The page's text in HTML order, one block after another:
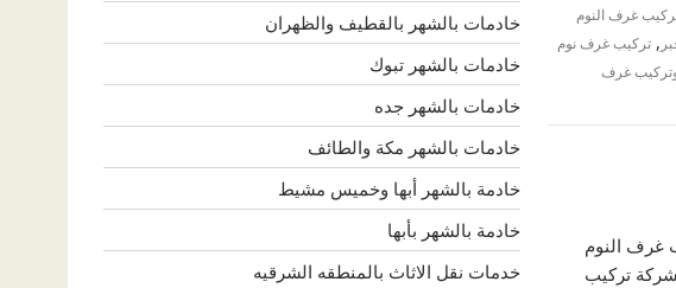
غرف النوم
, تركيب غرف نوم
غرف
غرف النوم
تركيب
خادمات بالشهر بالقطيف والظهران
خادمات بالشهر تبوك
خادمات بالشهر جده
خادمات بالشهر مكة والطائف
خادمة بالشهر أبها وخميس مشيط
خادمة بالشهر بأبها
خدمات نقل الاثاث بالمنطقه الشرقيه